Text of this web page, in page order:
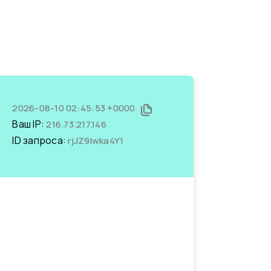
2026-08-10 02:45:53 +0000
Ваш IP:216.73.217.146
ID запроса:rjJZ9Iwka4Y1